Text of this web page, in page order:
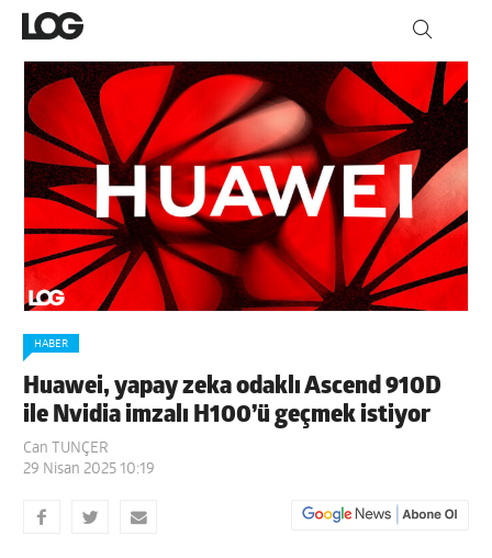
HABER
Huawei, yapay zeka odaklı Ascend 910D
ile Nvidia imzalı H100’ü geçmek istiyor
Can TUNÇER
29 Nisan 2025 10:19